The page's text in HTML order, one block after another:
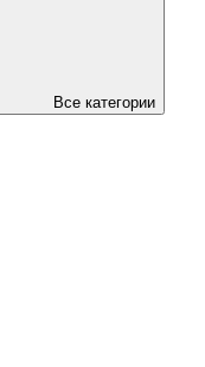
Все категории